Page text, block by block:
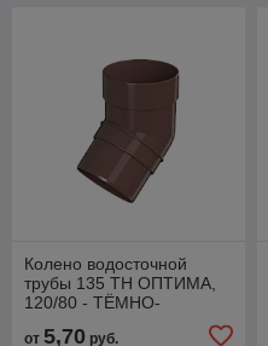
Колено водосточной
трубы 135 ТН ОПТИМА,
120/80 - ТЁМНО-
от 5,70 руб.